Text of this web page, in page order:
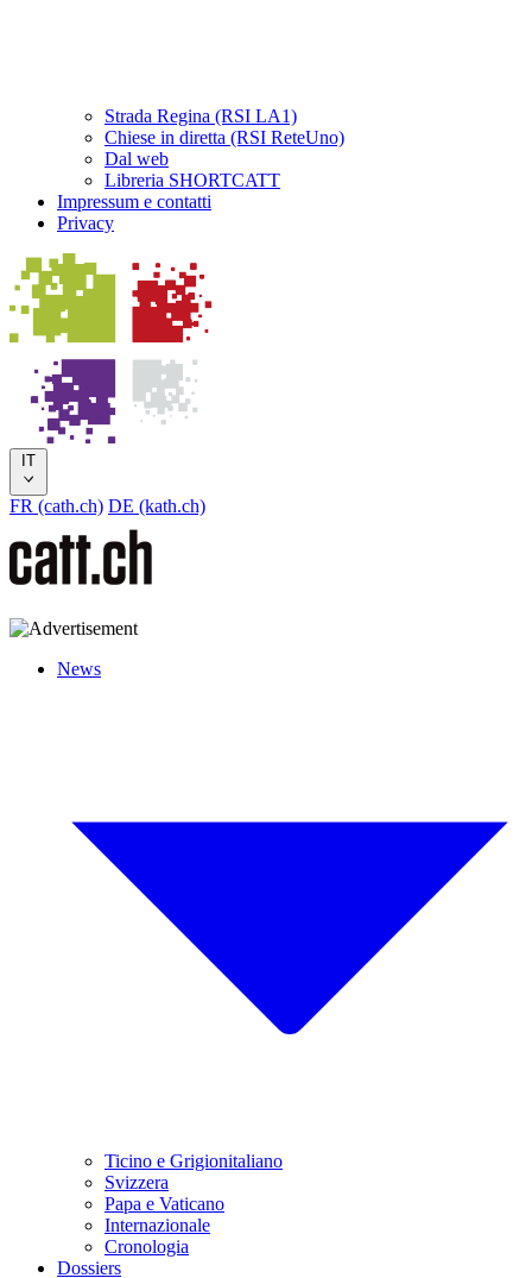
Strada Regina (RSI LA1)
Chiese in diretta (RSI ReteUno)
Dal web
Libreria SHORTCATT
Impressum e contatti
Privacy
IT
FR (cath.ch) DE (kath.ch)
News
Ticino e Grigionitaliano
Svizzera
Papa e Vaticano
Internazionale
Cronologia
Dossiers